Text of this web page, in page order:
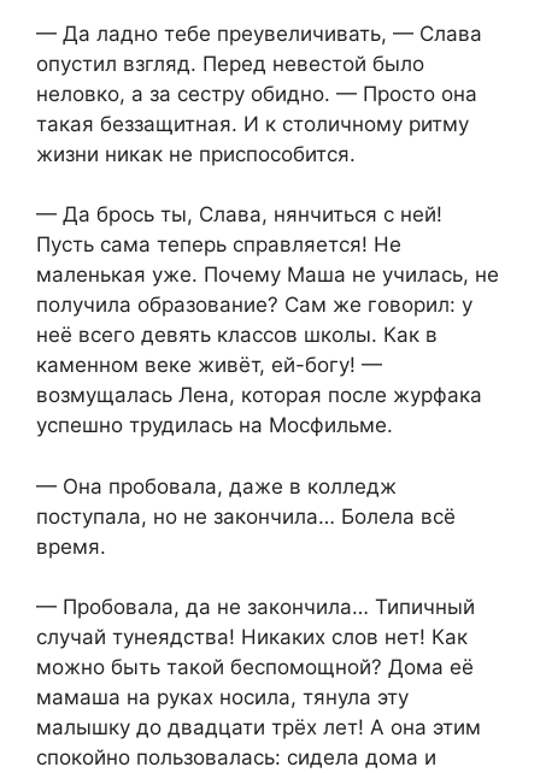
— Да ладно тебе преувеличивать, — Слава
опустил взгляд. Перед невестой было
неловко, а за сестру обидно. — Просто она
такая беззащитная. И к столичному ритму
жизни никак не приспособится.
— Да брось ты, Слава, нянчиться с ней!
Пусть сама теперь справляется! Не
маленькая уже. Почему Маша не училась, не
получила образование? Сам же говорил: у
неё всего девять классов школы. Как в
каменном веке живёт, ей-богу! —
возмущалась Лена, которая после журфака
успешно трудилась на Мосфильме.
— Она пробовала, даже в колледж
поступала, но не закончила… Болела всё
время.
— Пробовала, да не закончила… Типичный
случай тунеядства! Никаких слов нет! Как
можно быть такой беспомощной? Дома её
мамаша на руках носила, тянула эту
малышку до двадцати трёх лет! А она этим
спокойно пользовалась: сидела дома и